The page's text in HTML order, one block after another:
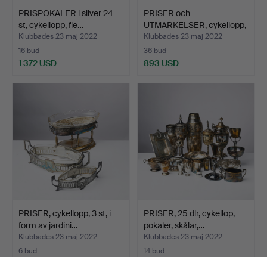
PRISPOKALER i silver 24
st, cykellopp, fle…
Klubbades 23 maj 2022
16 bud
1 372 USD
PRISER och
UTMÄRKELSER, cykellopp,
medalje…
Klubbades 23 maj 2022
36 bud
893 USD
PRISER, cykellopp, 3 st, i
form av jardini…
Klubbades 23 maj 2022
6 bud
PRISER, 25 dlr, cykellop,
pokaler, skålar,…
Klubbades 23 maj 2022
14 bud